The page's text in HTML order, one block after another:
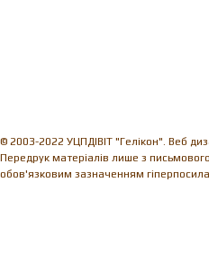
© 2003-2022 УЦПДІВІТ "Гелікон". Веб
Передрук матеріалів лише з
обов'язковим зазначенням